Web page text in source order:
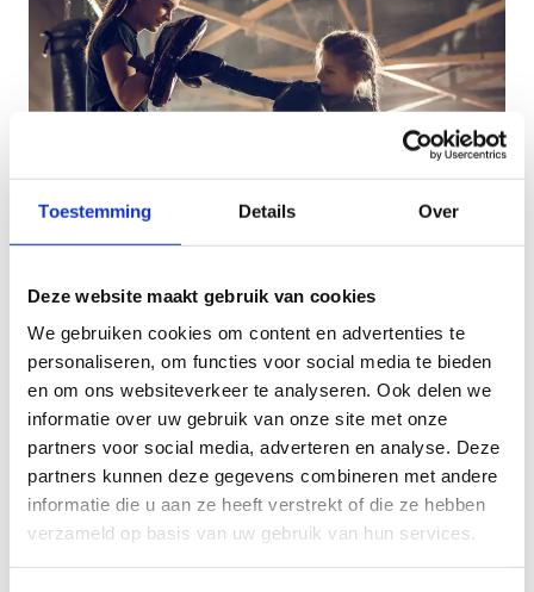
Toestemming Details Over
Deze website maakt gebruik van cookies
We gebruiken cookies om content en advertenties te
personaliseren, om functies voor social media te bieden
en om ons websiteverkeer te analyseren. Ook delen we
informatie over uw gebruik van onze site met onze
partners voor social media, adverteren en analyse. Deze
partners kunnen deze gegevens combineren met andere
informatie die u aan ze heeft verstrekt of die ze hebben
verzameld op basis van uw gebruik van hun services.
Meer vrouwen in de sport
We willen de actieve deelname van vrouwen en
meisjes in de sport verhogen, zowel in de actieve
sportbeoefening als in de ondersteunende rollen.
We namen in het verleden al een aantal
initiatieven, en we zijn van plan om dat in de
toekomst te blijven doen.
Al onze voorbije en toekomstige acties, projecten
en initiatieven lijsten we hier op. Zo willen we